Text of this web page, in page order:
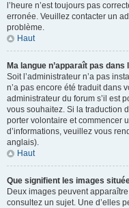
l’heure n’est toujours pas
erronée. Veuillez contacter un
problème.
Haut
Ma langue n’apparaît pas dans
Soit l’administrateur n’a pas
n’a pas encore été traduit dans
administrateur du forum s’il est
vous souhaitez. Si la traduction
porter volontaire et commencer
d’informations, veuillez vous
anglais).
Haut
Que signifient les images
Deux images peuvent
consultez un sujet. Une d’elles